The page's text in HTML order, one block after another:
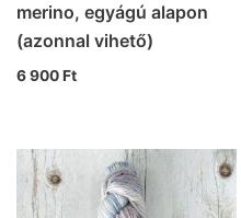
merino, egyágú alapon
(azonnal vihető)
6 900Ft